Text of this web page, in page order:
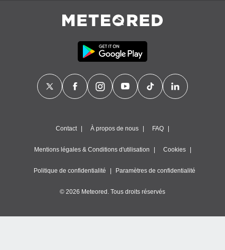
Contact À propos de nous FAQ
Mentions légales & Conditions d'utilisation Cookies
Politique de confidentialité Paramètres de confidentialité
© 2026 Meteored. Tous droits réservés